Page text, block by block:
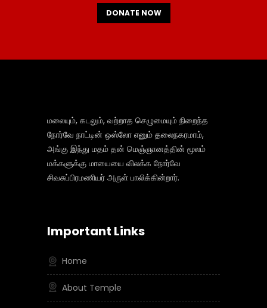
DONATE NOW
மலையும், கடலும், வற்றாத செழுமையும் நிறைந்த
நோர்வே நாட்டின் ஒஸ்லோ எனும் தலைநகரமாம்,
அங்கு இந்து மதம் தன் மெஞ்ஞானத்தின் மூலம்
மக்களுக்கு மாயையை விலக்க நோர்வே
சிவசுப்பிரமணியர் அருள் பாலிக்கின்றார்.
Important Links
Home
About Temple